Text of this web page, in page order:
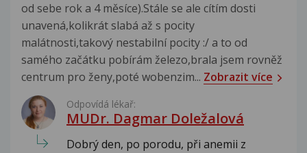
od sebe rok a 4 měsíce).Stále se ale cítím dosti
unavená,kolikrát slabá až s pocity
malátnosti,takový nestabilní pocity :/ a to od
samého začátku pobírám železo,brala jsem rovněž
centrum pro ženy,poté wobenzim... Zobrazit více
Odpovídá lékař:
MUDr. Dagmar Doležalová
Dobrý den, po porodu, při anemii z